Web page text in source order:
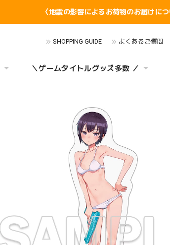
〈地震の影響によるお荷物のお届けにつ
SHOPPING GUIDE よくあるご質問
＼ゲームタイトルグッズ多数 ／